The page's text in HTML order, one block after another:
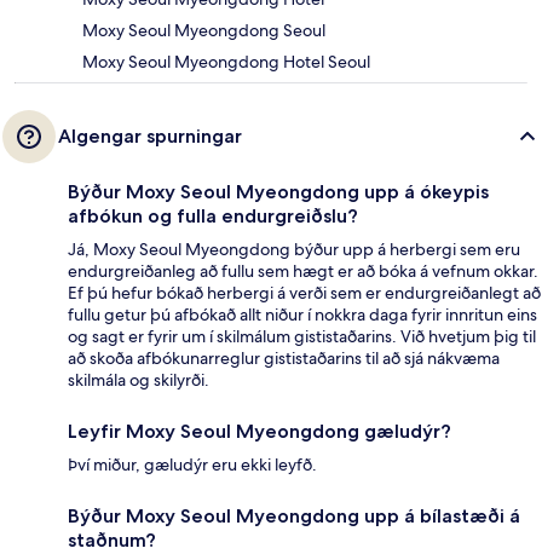
Moxy Seoul Myeongdong Seoul
Moxy Seoul Myeongdong Hotel Seoul
Algengar spurningar
Býður Moxy Seoul Myeongdong upp á ókeypis
afbókun og fulla endurgreiðslu?
Já, Moxy Seoul Myeongdong býður upp á herbergi sem eru
endurgreiðanleg að fullu sem hægt er að bóka á vefnum okkar.
Ef þú hefur bókað herbergi á verði sem er endurgreiðanlegt að
fullu getur þú afbókað allt niður í nokkra daga fyrir innritun eins
og sagt er fyrir um í skilmálum gististaðarins. Við hvetjum þig til
að skoða afbókunarreglur gististaðarins til að sjá nákvæma
skilmála og skilyrði.
Leyfir Moxy Seoul Myeongdong gæludýr?
Því miður, gæludýr eru ekki leyfð.
Býður Moxy Seoul Myeongdong upp á bílastæði á
staðnum?